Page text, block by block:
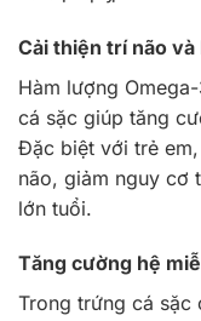
Cải thiện trí não và
Hàm lượng
cá sặc giúp tăng
Đặc biệt với trẻ
não, giảm nguy cơ
lớn tuổi.
Tăng cường hệ
Trong trứng cá sặc